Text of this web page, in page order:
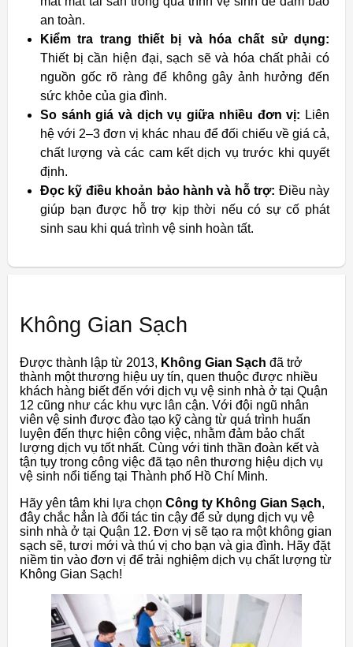
an toàn.
Kiểm tra trang thiết bị và hóa chất sử dụng:
Thiết bị cần hiện đại, sạch sẽ và hóa chất phải có
nguồn gốc rõ ràng để không gây ảnh hưởng đến
sức khỏe của gia đình.
So sánh giá và dịch vụ giữa nhiều đơn vị: Liên
hệ với 2–3 đơn vị khác nhau để đối chiếu về giá cả,
chất lượng và các cam kết dịch vụ trước khi quyết
định.
Đọc kỹ điều khoản bảo hành và hỗ trợ: Điều này
giúp bạn được hỗ trợ kịp thời nếu có sự cố phát
sinh sau khi quá trình vệ sinh hoàn tất.
Không Gian Sạch
Được thành lập từ 2013, Không Gian Sạch đã trở
thành một thương hiệu uy tín, quen thuộc được nhiều
khách hàng biết đến với dịch vụ vệ sinh nhà ở tại Quận
12 cũng như các khu vực lân cận. Với đội ngũ nhân
viên vệ sinh được đào tạo kỹ càng từ quá trình huấn
luyện đến thực hiện công việc, nhằm đảm bảo chất
lượng dịch vụ tốt nhất. Cùng với tinh thần đoàn kết và
tận tụy trong công việc đã tạo nên thương hiệu dịch vụ
vệ sinh nổi tiếng tại Thành phố Hồ Chí Minh.
Hãy yên tâm khi lựa chọn Công ty Không Gian Sạch,
đây chắc hẳn là đối tác tin cậy để sử dụng dịch vụ vệ
sinh nhà ở tại Quận 12. Đơn vị sẽ tạo ra một không gian
sạch sẽ, tươi mới và thú vị cho bạn và gia đình. Hãy đặt
niềm tin vào đơn vị để trải nghiệm dịch vụ chất lượng từ
Không Gian Sạch!